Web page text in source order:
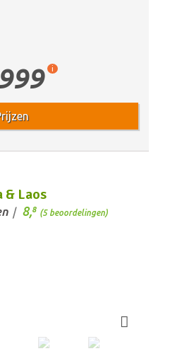
i
& Laos
/ 8,8 (5 beoordelingen)